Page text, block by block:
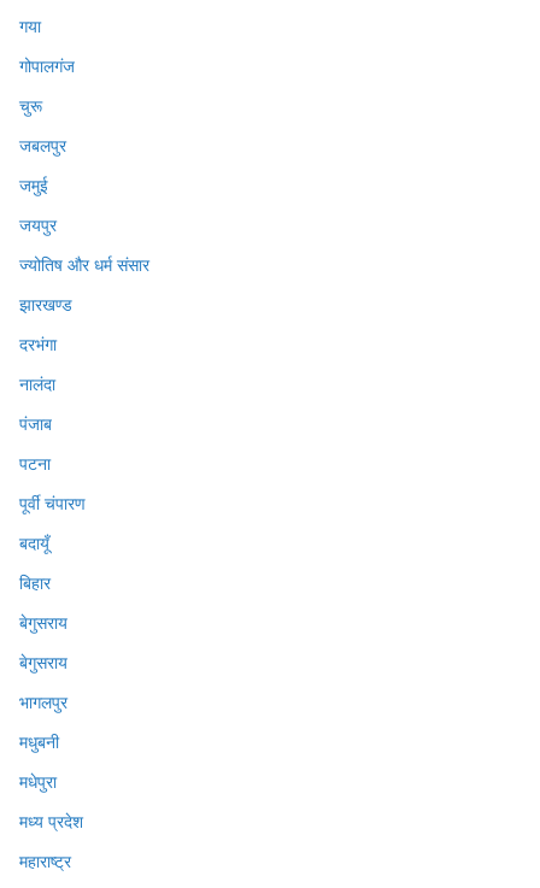
गया
गोपालगंज
चुरू
जबलपुर
जमुई
जयपुर
ज्योतिष और धर्म संसार
झारखण्ड
दरभंगा
नालंदा
पंजाब
पटना
पूर्वी चंपारण
बदायूँ
बिहार
बेगुसराय
बेगुसराय
भागलपुर
मधुबनी
मधेपुरा
मध्य प्रदेश
महाराष्ट्र